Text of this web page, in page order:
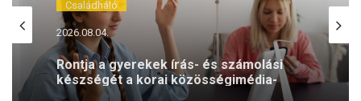
2026.08.04.
Rontja a gyerekek írás- és számolási
készségét a korai közösségimédia-
használat